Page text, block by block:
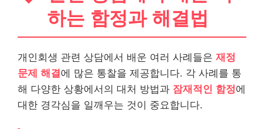
하는 함정과 해결법
개인회생 관련 상담에서 배운 여러 사례들은 재정
문제 해결에 많은 통찰을 제공합니다. 각 사례를 통
해 다양한 상황에서의 대처 방법과 잠재적인 함정에
대한 경각심을 일깨우는 것이 중요합니다.